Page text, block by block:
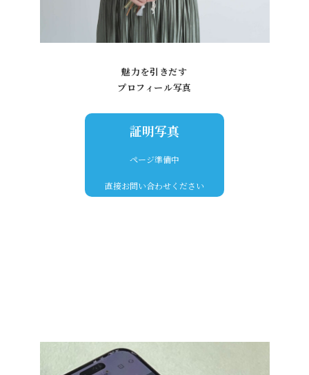
魅力を引きだす
プロフィール写真
証明写真
ページ準備中
直接お問い合わせください